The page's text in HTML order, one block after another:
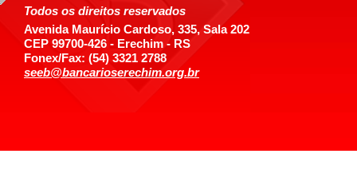
Todos os direitos reservados
Avenida Maurício Cardoso, 335, Sala 202
CEP 99700-426 - Erechim - RS
Fonex/Fax: (54) 3321 2788
seeb@bancarioserechim.org.br